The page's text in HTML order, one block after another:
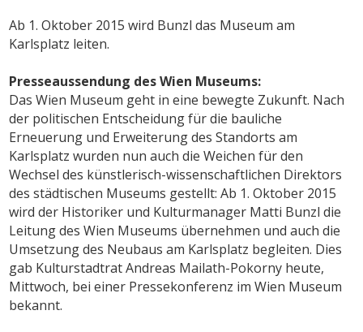
Ab 1. Oktober 2015 wird Bunzl das Museum am
Karlsplatz leiten.
Presseaussendung des Wien Museums:
Das Wien Museum geht in eine bewegte Zukunft. Nach
der politischen Entscheidung für die bauliche
Erneuerung und Erweiterung des Standorts am
Karlsplatz wurden nun auch die Weichen für den
Wechsel des künstlerisch-wissenschaftlichen Direktors
des städtischen Museums gestellt: Ab 1. Oktober 2015
wird der Historiker und Kulturmanager Matti Bunzl die
Leitung des Wien Museums übernehmen und auch die
Umsetzung des Neubaus am Karlsplatz begleiten. Dies
gab Kulturstadtrat Andreas Mailath-Pokorny heute,
Mittwoch, bei einer Pressekonferenz im Wien Museum
bekannt.